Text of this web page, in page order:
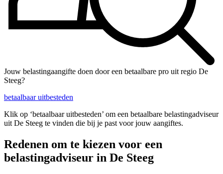
Jouw belastingaangifte doen door een betaalbare pro uit regio De
Steeg?
betaalbaar uitbesteden
Klik op ‘betaalbaar uitbesteden’ om een betaalbare belastingadviseur
uit De Steeg te vinden die bij je past voor jouw aangiftes.
Redenen om te kiezen voor een
belastingadviseur in De Steeg